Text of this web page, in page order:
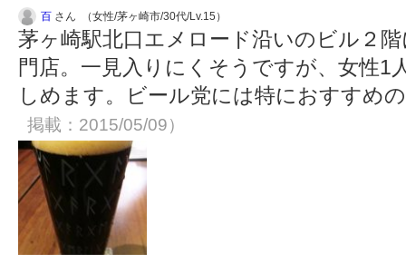
百 さん （女性/茅ヶ崎市/30代/Lv.15）
茅ヶ崎駅北口エメロード沿いのビル２
門店。一見入りにくそうですが、女性1
しめます。ビール党には特におすすめ
掲載：2015/05/09）